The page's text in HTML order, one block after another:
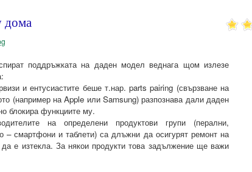
дома
поддръжката на даден модел веднага щом излезе
и ентусиастите беше т.нар. parts pairing (свързване на
(например на Apple или Samsung) разпознава дали даден
блокира функциите му.
на определени продуктови групи (перални,
– смартфони и таблети) са длъжни да осигурят ремонт на
е изтекла. За някои продукти това задължение ще важи